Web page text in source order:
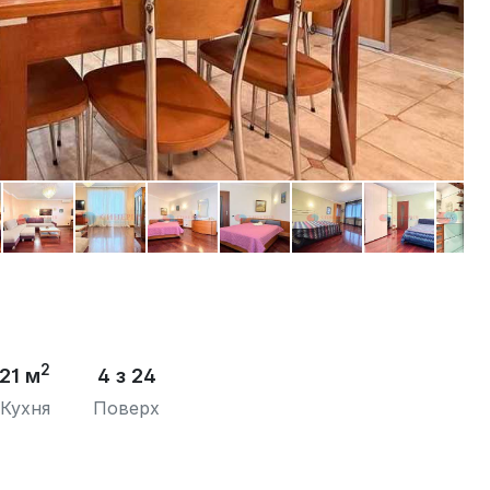
21 м2
Кухня
4 з 24
Поверх